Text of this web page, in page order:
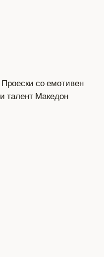
со емотивен
талент Македон